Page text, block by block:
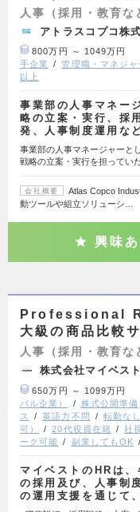
人事（採用・教育な
アトラスコプコ株
800万円 ～ 1049万円
手企業
管理職・マネジャ
以上
事業部の人事マネー
略の立案・実行、採
発、人事制度運用な
事業部の人事マネージャーと
戦略の立案・実行を担ってい
会社概要
Atlas Copco
動ツールや組立ソリューシ…
興味あ
Professional
大級の商品比較
人事（採用・教育な
株式会社マイベスト
650万円 ～ 1099万円
バル企業）
株式公開準備
ス
英語力不問 転勤なし
可）
20代役員在籍 社
ーク可能
副業してもOK
マイベストのHRは
の採用及び、人事制
の運用支援を通じて